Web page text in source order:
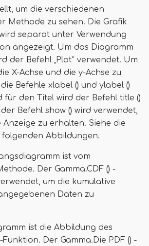
um die verschiedenen
Methode zu sehen. Die Grafik
separat unter Verwendung
angezeigt. Um das Diagramm
der Befehl „Plot“ verwendet. Um
X-Achse und die y-Achse zu
Befehle xlabel () und ylabel ()
für den Titel wird der Befehl title ()
Befehl show () wird verwendet,
Anzeige zu erhalten. Siehe die
folgenden Abbildungen.
ist vom
Der Gamma.CDF () -
um die kumulative
Daten zu
ist die Abbildung des
Funktion. Der Gamma.Die PDF () -